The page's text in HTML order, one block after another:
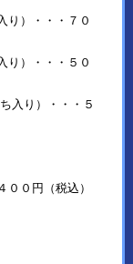
り）・・・７０
り）・・・５０
入り）・・・５
００円（税込）